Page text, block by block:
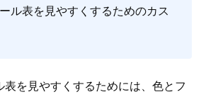
ル表を見やすくするためのカス
表を見やすくするためには、色とフ